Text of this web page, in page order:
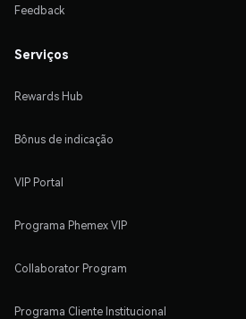
Feedback
Serviços
Rewards Hub
Bônus de indicação
VIP Portal
Programa Phemex VIP
Collaborator Program
Programa Cliente Institucional